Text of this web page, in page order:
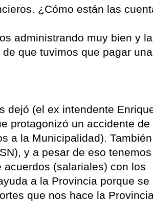
¿Cómo están las
administrando muy bien y
que tuvimos que pagar una
dejó (el ex intendente
protagonizó un accidente de
a la Municipalidad).
y a pesar de eso
(salariales) con los
a la Provincia porque se
que nos hace la